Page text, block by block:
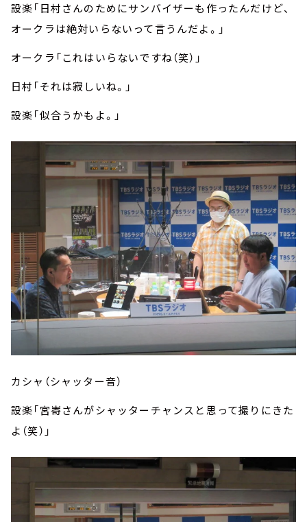
設楽「日村さんのためにサンバイザーも作ったんだけど、
オークラは絶対いらないって言うんだよ。」
オークラ「これはいらないですね（笑）」
日村「それは寂しいね。」
設楽「似合うかもよ。」
カシャ（シャッター音）
設楽「宮㟢さんがシャッターチャンスと思って撮りにきた
よ（笑）」